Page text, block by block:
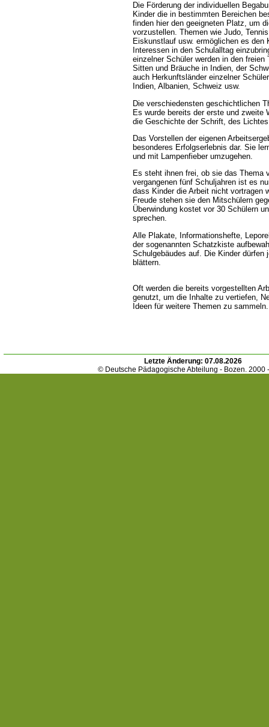
Die Förderung der individuellen
Kinder die in bestimmten Bereichen
finden hier den geeigneten Platz, um
vorzustellen. Themen wie Judo,
Eiskunstlauf usw. ermöglichen es den
Interessen in den Schulalltag
einzelner Schüler werden in den
Sitten und Bräuche in Indien, der
auch Herkunftsländer einzelner
Indien, Albanien, Schweiz usw.
Die verschiedensten geschichtlichen
Es wurde bereits der erste und zweite
die Geschichte der Schrift, des
Das Vorstellen der eigenen
besonderes Erfolgserlebnis dar. Sie
und mit Lampenfieber umzugehen.
Es steht ihnen frei, ob sie das Thema
vergangenen fünf Schuljahren ist es
dass Kinder die Arbeit nicht vortragen
Freude stehen sie den Mitschülern
Überwindung kostet vor 30 Schülern
sprechen.
Alle Plakate, Informationshefte,
der sogenannten Schatzkiste
Schulgebäudes auf. Die Kinder dürfen
blättern.
Oft werden die bereits vorgestellten
genutzt, um die Inhalte zu vertiefen,
Ideen für weitere Themen zu
Letzte Änderung: 07.08.2026
© Deutsche Pädagogische Abteilung - Bozen. 2000